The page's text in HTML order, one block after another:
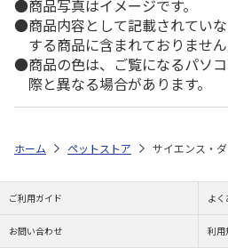
商品写真はイメージです。
商品内容として記載されてい
する商品に含まれておりません
商品の色は、ご覧になるパソ
際と異なる場合があります。
ホーム ペットストア サイエンス・
ご利用ガイド よ
お問い合わせ 利用